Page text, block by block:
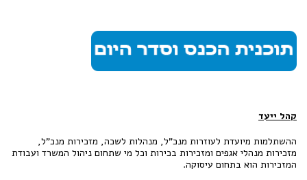
קהל ייעד
ההשתלמות מיועדת לעוזרות מנכ"ל, מנהלות לשכה, מזכירות מנכ"ל,
מזכירות מנהלי אגפים ומזכירות בכירות וכל מי שתחום ניהול המשרד ועבודת
המזכירות הוא בתחום עיסוקה.